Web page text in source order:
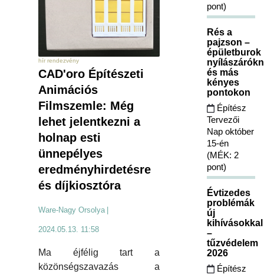
hír rendezvény
CAD'oro Építészeti
Animációs
Filmszemle: Még
lehet jelentkezni a
holnap esti
ünnepélyes
eredményhirdetésre
és díjkiosztóra
Ware-Nagy Orsolya
2024.05.13. 11:58
Ma éjfélig tart a
közönségszavazás a
pont)
Rés a
pajzson –
épületburok
és más
kényes
pontokon
Építész
Tervezői
Nap október
15-én
(MÉK: 2
pont)
Évtizedes
problémák
új
kihívásokkal
–
tűzvédelem
2026
Építész